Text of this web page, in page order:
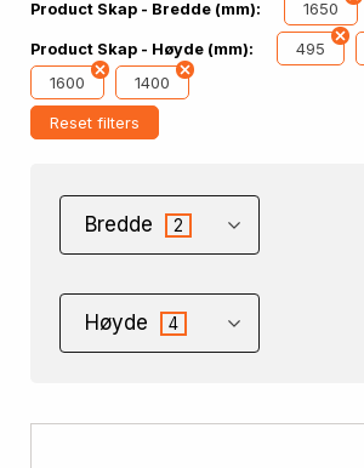
Product Skap - Bredde (mm): 1650
Product Skap - Høyde (mm): 495
1600
1400
Reset filters
Bredde 2
Høyde 4